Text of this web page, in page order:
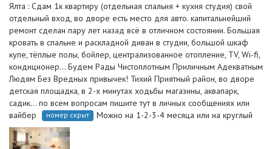
Ялта : Сдам 1к квартиру (отдельная спальня + кухня студия) свой
отдельный вход, во дворе есть место для авто. капитальнейший
ремонт сделан пару лет назад всё в отличном состоянии. Большая
кровать в спальне и раскладной диван в студии, большой шкаф
купе, тёплые полы, бойлер, централизованное отопление, TV, Wi-fi,
кондиционер... Будем Рады Чистоплотным Приличным Адекватным
Людям Без Вредных привычек! Тихий Приятный район, во дворе
детская площадка, в 2-х минутах ходьбы магазины, аквапарк,
садик... по всем вопросам пишите тут в личных сообщениях или
вайбер
номер скрыт Можно на 1-2-3-4 месяца или на круглый